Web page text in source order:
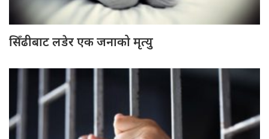
सिँढीबाट लडेर एक जनाको मृत्यु